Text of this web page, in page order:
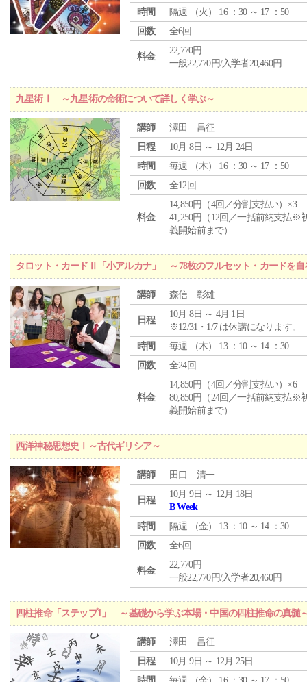
時間
隔週 （火 ） 16 ：30 ～ 17 ：50
回数
全6回
料金
22,770円
一般22,770円/入学者20,460円
九星術Ⅰ ～九星術の命術について詳しく学ぶ～
講師
澤田 昌征
日程
10月 8日 ～ 12月 24日
時間
毎週 （木） 16 ：30 ～ 17 ：50
回数
全12回
料金
14,850円（4回／分割支払い）×3
41,250円（12回／一括前納支払※
義開始前まで）
タロット・カードⅡ「小アルカナ」 ～78枚のフルセット・カードを自
講師 森信 彰雄
日程
10月 8日 ～ 4月 1日
※12/31・1/7 は休講になります。
時間
毎週 （木） 13 ：10 ～ 14 ：30
回数
全24回
料金
14,850円（4回／分割支払い）×6
80,850円（24回／一括前納支払※
義開始前まで）
西洋神秘思想史Ⅰ～古代ギリシア～
講師 田口 清一
日程
10月 9日 ～ 12月 18日
B Week
時間
隔週 （金） 13 ：10 ～ 14 ：30
回数
全6回
料金
22,770円
一般22,770円/入学者20,460円
四柱推命「ステップ1」 ～基礎から学ぶ本場・中国の四柱推命の真髄
講師
澤田 昌征
日程
10月 9日 ～ 12月 25日